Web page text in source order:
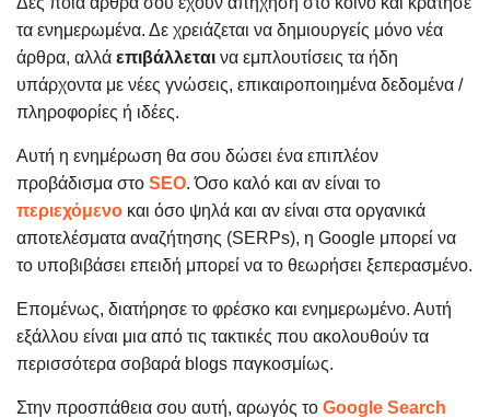
τα ενημερωμένα. Δε χρειάζεται να δημιουργείς μόνο νέα
άρθρα, αλλά επιβάλλεται να εμπλουτίσεις τα ήδη
υπάρχοντα με νέες γνώσεις, επικαιροποιημένα δεδομένα /
πληροφορίες ή ιδέες.
Αυτή η ενημέρωση θα σου δώσει ένα επιπλέον
προβάδισμα στο SEO. Όσο καλό και αν είναι το
περιεχόμενο και όσο ψηλά και αν είναι στα οργανικά
αποτελέσματα αναζήτησης (SERPs), η Google μπορεί να
το υποβιβάσει επειδή μπορεί να το θεωρήσει ξεπερασμένο.
Επομένως, διατήρησε το φρέσκο και ενημερωμένο. Αυτή
εξάλλου είναι μια από τις τακτικές που ακολουθούν τα
περισσότερα σοβαρά blogs παγκοσμίως.
Στην προσπάθεια σου αυτή, αρωγός το Google Search